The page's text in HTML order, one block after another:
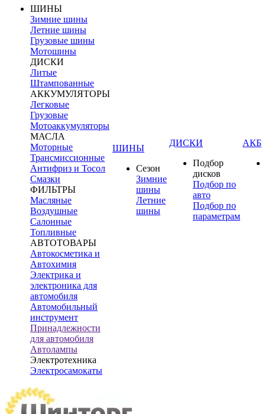
ШИНЫ
Зимние шины
Летние шины
Грузовые шины
Мотошины
ДИСКИ
Литые
Штампованные
АККУМУЛЯТОРЫ
Легковые
Грузовые
Мотоаккумуляторы
МАСЛА
Моторные
Трансмиссионные
Антифриз и Тосол
Смазки
ФИЛЬТРЫ
Масляные
Воздушные
Салонные
Топливные
АВТОТОВАРЫ
Автокосметика и
Автохимия
Электрика и
электроника для
автомобиля
Автомобильный
инструмент
Принадлежности
для автомобиля
Автолампы
Электротехника
Электросамокаты
ШИНЫ
Сезон
Зимние
шины
Летние
шины
ДИСКИ
Подбор
дисков
Подбор по
авто
Подбор по
параметрам
АКБ